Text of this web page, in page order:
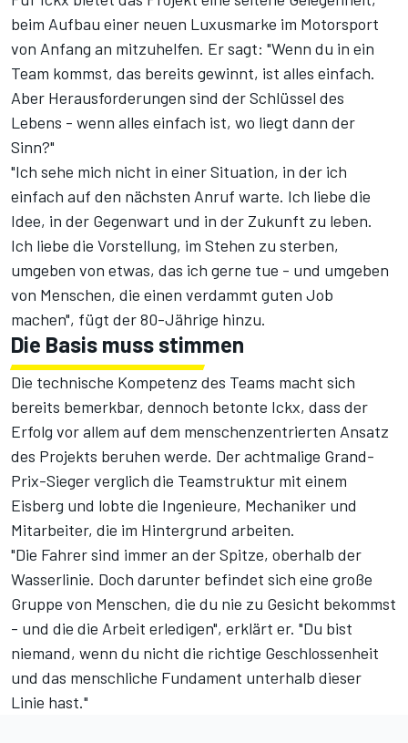
beim Aufbau einer neuen Luxusmarke im Motorsport
von Anfang an mitzuhelfen. Er sagt: "Wenn du in ein
Team kommst, das bereits gewinnt, ist alles einfach.
Aber Herausforderungen sind der Schlüssel des
Lebens - wenn alles einfach ist, wo liegt dann der
Sinn?"
"Ich sehe mich nicht in einer Situation, in der ich
einfach auf den nächsten Anruf warte. Ich liebe die
Idee, in der Gegenwart und in der Zukunft zu leben.
Ich liebe die Vorstellung, im Stehen zu sterben,
umgeben von etwas, das ich gerne tue - und umgeben
von Menschen, die einen verdammt guten Job
machen", fügt der 80-Jährige hinzu.
Die Basis muss stimmen
Die technische Kompetenz des Teams macht sich
bereits bemerkbar, dennoch betonte Ickx, dass der
Erfolg vor allem auf dem menschenzentrierten Ansatz
des Projekts beruhen werde. Der achtmalige Grand-
Prix-Sieger verglich die Teamstruktur mit einem
Eisberg und lobte die Ingenieure, Mechaniker und
Mitarbeiter, die im Hintergrund arbeiten.
"Die Fahrer sind immer an der Spitze, oberhalb der
Wasserlinie. Doch darunter befindet sich eine große
Gruppe von Menschen, die du nie zu Gesicht bekommst
- und die die Arbeit erledigen", erklärt er. "Du bist
niemand, wenn du nicht die richtige Geschlossenheit
und das menschliche Fundament unterhalb dieser
Linie hast."